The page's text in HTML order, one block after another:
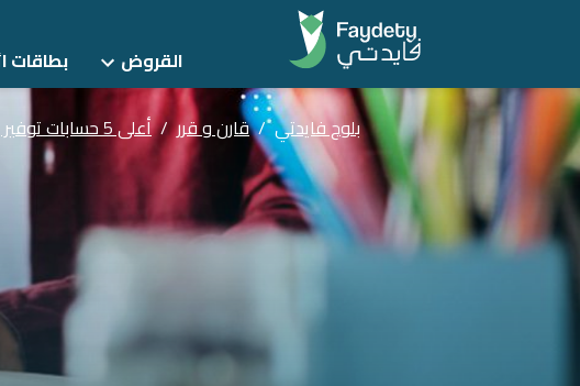
القروض
بطاقات
بلوج فايدتي / قارن و قرر / أعلى 5 حسابات توفير بنكية بعائد سنوي لشهر ديسمبر 2021